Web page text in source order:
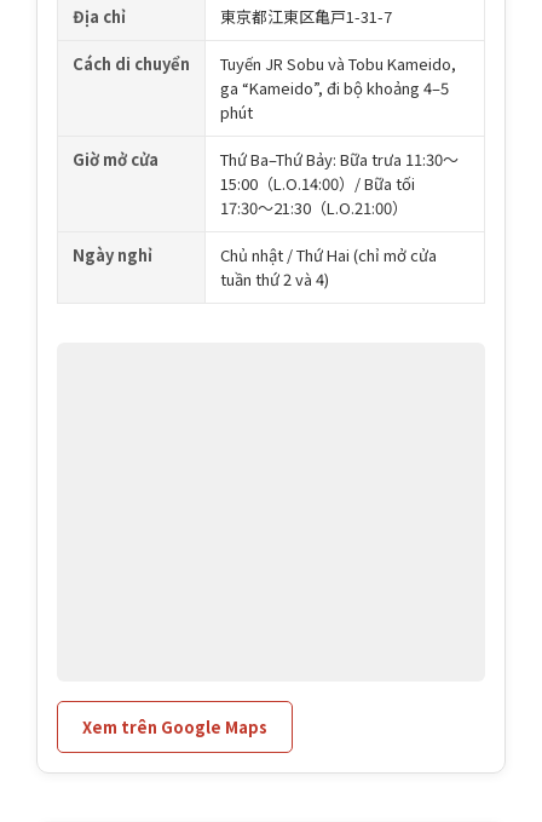
Địa chỉ 東京都江東区亀戸1-31-7
Cách di chuyển
Tuyến JR Sobu và Tobu Kameido,
ga “Kameido”, đi bộ khoảng 4–5
phút
Giờ mở cửa
Thứ Ba–Thứ Bảy: Bữa trưa 11:30〜
15:00（L.O.14:00）/ Bữa tối
17:30〜21:30（L.O.21:00）
Ngày nghỉ
Chủ nhật / Thứ Hai (chỉ mở cửa
tuần thứ 2 và 4)
Xem trên Google Maps